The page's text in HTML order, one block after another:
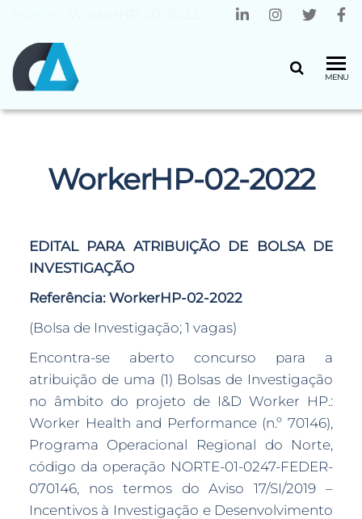
MENU
WorkerHP-02-2022
EDITAL PARA ATRIBUIÇÃO DE BOLSA DE
INVESTIGAÇÃO
Referência: WorkerHP-02-2022
(Bolsa de Investigação; 1 vagas)
Encontra-se aberto concurso para a
atribuição de uma (1) Bolsas de Investigação
no âmbito do projeto de I&D Worker HP.:
Worker Health and Performance (n.º 70146),
Programa Operacional Regional do Norte,
código da operação NORTE-01-0247-FEDER-
070146, nos termos do Aviso 17/SI/2019 –
Incentivos à Investigação e Desenvolvimento